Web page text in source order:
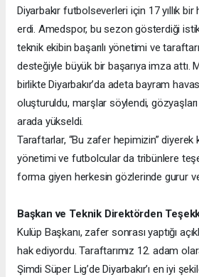
Diyarbakır futbolseverleri için 17 yıllık
erdi. Amedspor, bu sezon gösterdiği
teknik ekibin başarılı yönetimi ve
desteğiyle büyük bir başarıya imza attı.
birlikte Diyarbakır’da adeta bayram
oluşturuldu, marşlar söylendi, gözyaşları
arada yükseldi.
Taraftarlar, “Bu zafer hepimizin” diyerek
yönetimi ve futbolcular da tribünlere
forma giyen herkesin gözlerinde gurur
Başkan ve Teknik Direktörden
Kulüp Başkanı, zafer sonrası yaptığı
hak ediyordu. Taraftarımız 12. adam
Şimdi Süper Lig’de Diyarbakır’ı en iyi